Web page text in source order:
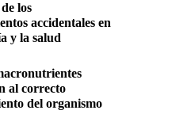
los
accidentales en
y la salud
al correcto
del organismo